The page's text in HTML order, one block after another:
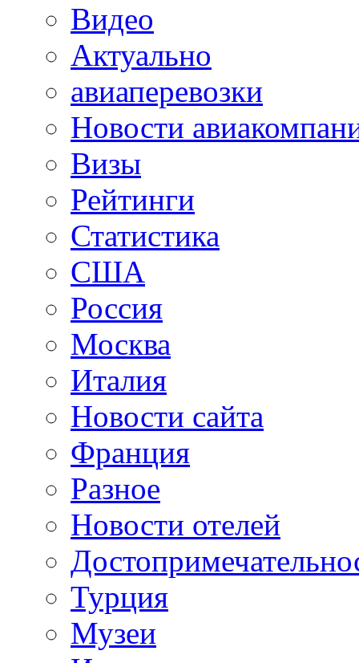
Видео
Актуально
авиаперевозки
Новости
Визы
Рейтинги
Статистика
США
Россия
Москва
Италия
Новости сайта
Франция
Разное
Новости отелей
Турция
Музеи